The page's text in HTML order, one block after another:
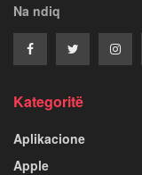
Na ndiq
Kategoritë
Aplikacione
Apple